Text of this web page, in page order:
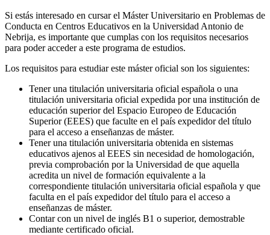
Si estás interesado en cursar el Máster Universitario en Problemas de
Conducta en Centros Educativos en la Universidad Antonio de
Nebrija, es importante que cumplas con los requisitos necesarios
para poder acceder a este programa de estudios.
Los requisitos para estudiar este máster oficial son los siguientes:
Tener una titulación universitaria oficial española o una
titulación universitaria oficial expedida por una institución de
educación superior del Espacio Europeo de Educación
Superior (EEES) que faculte en el país expedidor del título
para el acceso a enseñanzas de máster.
Tener una titulación universitaria obtenida en sistemas
educativos ajenos al EEES sin necesidad de homologación,
previa comprobación por la Universidad de que aquella
acredita un nivel de formación equivalente a la
correspondiente titulación universitaria oficial española y que
faculta en el país expedidor del título para el acceso a
enseñanzas de máster.
Contar con un nivel de inglés B1 o superior, demostrable
mediante certificado oficial.